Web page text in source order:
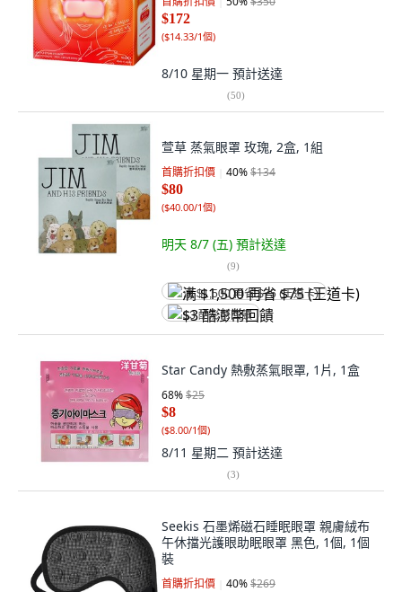
$172
($14.33/1個)
8/10 星期一 預計送達
(50)
萱草 蒸氣眼罩 玫瑰, 2盒, 1組
首購折扣價 40%$134
$80
($40.00/1個)
明天 8/7 (五) 預計送達
(9)
满 $1,500 再省 $75 (王道卡)
$3 酷澎幣回饋
Star Candy 熱敷蒸氣眼罩, 1片, 1盒
68%$25
$8
($8.00/1個)
8/11 星期二 預計送達
(3)
Seekis 石墨烯磁石睡眠眼罩 親膚絨布
午休擋光護眼助眠眼罩 黑色, 1個, 1個
裝
首購折扣價 40%$269